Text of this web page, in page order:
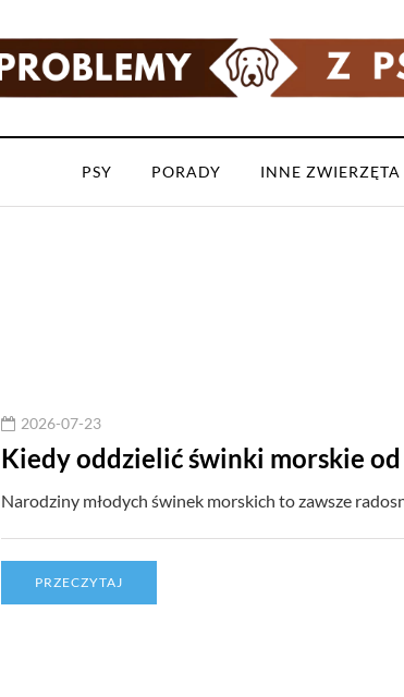
PSY PORADY INNE ZWIERZĘTA
2026-07-23
Kiedy oddzielić świnki morskie
Narodziny młodych świnek morskich to zawsze
PRZECZYTAJ